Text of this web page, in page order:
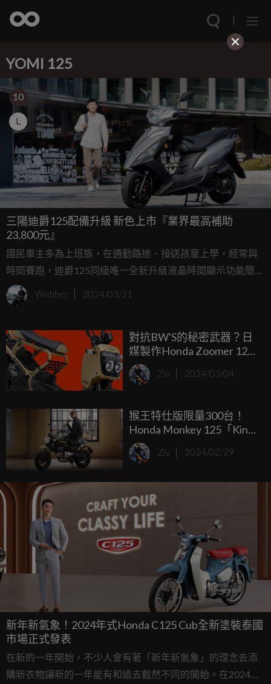
YOMI 125
10
L
三陽迪爵125配備升級 新色上市『業界最高補助
23,800元』
國民車主多為上班族，在通勤路途、接送孩童上學，經常與
時間賽跑，迪爵125同級唯一全新升級液晶時間顯示功能簡明
好辨識，掌握時間好輕鬆。現在迪爵不僅配備誠意，更祭出
『業界最高補助$23,800』， 讓消費者魚與熊掌兼得，一舉
Webber 2024/03/11
對抗BW'S的秘密武器？日
媒製作Honda Zoomer 125
預測圖！
Ziv 2024/03/04
猴王特仕版限量300台！
Honda Monkey 125「King
Special Custom Edition」泰
國發表Ziv 2024/02/29
新年新氣象！2024年式Honda C125 Cub全新塗裝泰國
市場正式發表
在新的一年開始，不少人會有著「新年新氣象」的理念去添
購新衣物讓新的一年能有和過去截然不同的開始。在2024年